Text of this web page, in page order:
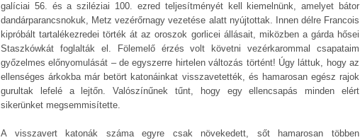
galíciai 56. és a sziléziai 100. ezred teljesítményét kell kiemelnünk, amelyet bátor
dandárparancsnokuk, Metz vezérőrnagy vezetése alatt nyújtottak. Innen délre Francois
kipróbált tartalékezredei törték át az oroszok gorlicei állásait, miközben a gárda hősei
Staszkówkát foglalták el. Fölemelő érzés volt követni vezérkarommal csapataim
győzelmes előnyomulását – de egyszerre hirtelen változás történt! Úgy láttuk, hogy az
ellenséges árkokba már betört katonáinkat visszavetették, és hamarosan egész rajok
gurultak lefelé a lejtőn. Valószínűnek tűnt, hogy egy ellencsapás minden elért
sikerünket megsemmisítette.
A visszavert katonák száma egyre csak növekedett, sőt hamarosan többen